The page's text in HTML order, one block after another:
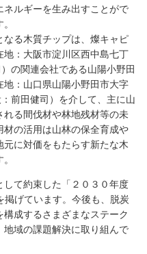
ルギーを生み出すことがで
る木質チップは、燦キャピ
地：大阪市淀川区西中島七丁
の関連会社である山陽小野田
：山口県山陽小野田市大字
前田健司）を介して、主に山
る間伐材や林地残材等の未
の活用は山林の保全育成や
に対価をもたらす新たな木
て約束した「２０３０年度
掲げています。今後も、脱炭
成するさまざまなステーク
域の課題解決に取り組んで